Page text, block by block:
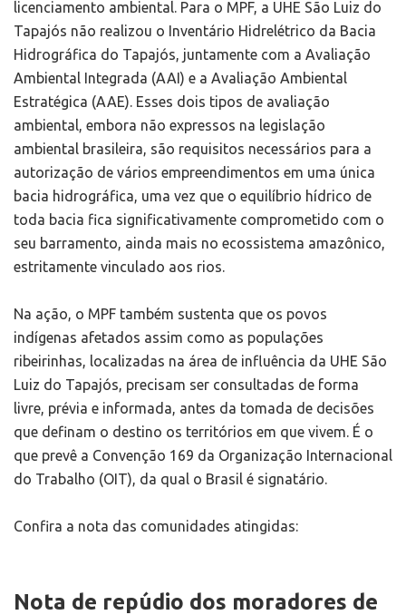
licenciamento ambiental. Para o MPF, a UHE São Luiz do
Tapajós não realizou o Inventário Hidrelétrico da Bacia
Hidrográfica do Tapajós, juntamente com a Avaliação
Ambiental Integrada (AAI) e a Avaliação Ambiental
Estratégica (AAE). Esses dois tipos de avaliação
ambiental, embora não expressos na legislação
ambiental brasileira, são requisitos necessários para a
autorização de vários empreendimentos em uma única
bacia hidrográfica, uma vez que o equilíbrio hídrico de
toda bacia fica significativamente comprometido com o
seu barramento, ainda mais no ecossistema amazônico,
estritamente vinculado aos rios.
Na ação, o MPF também sustenta que os povos
indígenas afetados assim como as populações
ribeirinhas, localizadas na área de influência da UHE São
Luiz do Tapajós, precisam ser consultadas de forma
livre, prévia e informada, antes da tomada de decisões
que definam o destino os territórios em que vivem. É o
que prevê a Convenção 169 da Organização Internacional
do Trabalho (OIT), da qual o Brasil é signatário.
Confira a nota das comunidades atingidas:
Nota de repúdio dos moradores de